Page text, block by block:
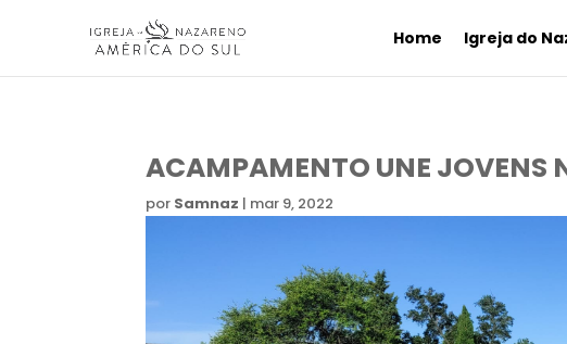
Home Igreja do
ACAMPAMENTO UNE JOVENS
por Samnaz | mar 9, 2022